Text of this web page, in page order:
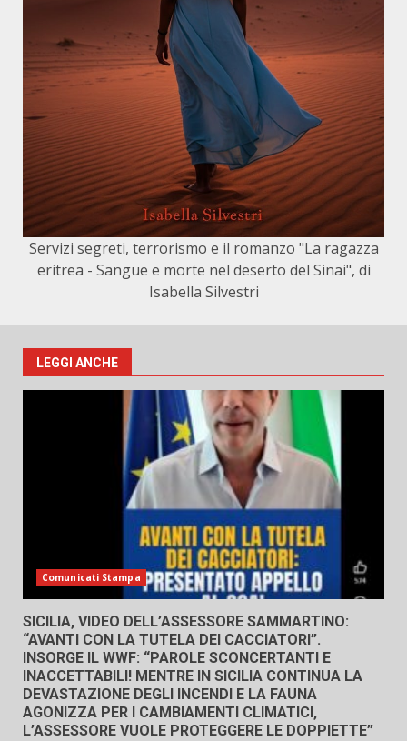
Servizi segreti, terrorismo e il romanzo "La ragazza
eritrea - Sangue e morte nel deserto del Sinai", di
Isabella Silvestri
LEGGI ANCHE
Comunicati Stampa
SICILIA, VIDEO DELL’ASSESSORE SAMMARTINO:
“AVANTI CON LA TUTELA DEI CACCIATORI”.
INSORGE IL WWF: “PAROLE SCONCERTANTI E
INACCETTABILI! MENTRE IN SICILIA CONTINUA LA
DEVASTAZIONE DEGLI INCENDI E LA FAUNA
AGONIZZA PER I CAMBIAMENTI CLIMATICI,
L’ASSESSORE VUOLE PROTEGGERE LE DOPPIETTE”